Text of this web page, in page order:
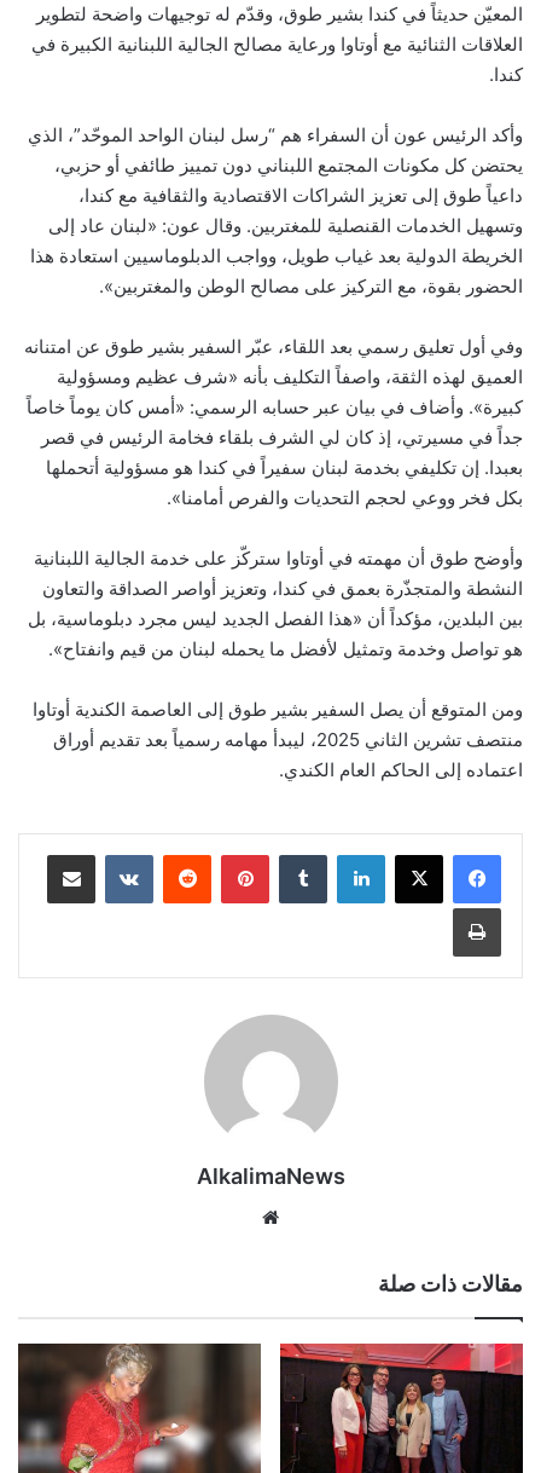
المعيّن حديثاً في كندا بشير طوق، وقدّم له توجيهات واضحة لتطوير
العلاقات الثنائية مع أوتاوا ورعاية مصالح الجالية اللبنانية الكبيرة في
كندا.
وأكد الرئيس عون أن السفراء هم “رسل لبنان الواحد الموحّد”، الذي
يحتضن كل مكونات المجتمع اللبناني دون تمييز طائفي أو حزبي،
داعياً طوق إلى تعزيز الشراكات الاقتصادية والثقافية مع كندا،
وتسهيل الخدمات القنصلية للمغتربين. وقال عون: «لبنان عاد إلى
الخريطة الدولية بعد غياب طويل، وواجب الدبلوماسيين استعادة هذا
الحضور بقوة، مع التركيز على مصالح الوطن والمغتربين».
وفي أول تعليق رسمي بعد اللقاء، عبّر السفير بشير طوق عن امتنانه
العميق لهذه الثقة، واصفاً التكليف بأنه «شرف عظيم ومسؤولية
كبيرة». وأضاف في بيان عبر حسابه الرسمي: «أمس كان يوماً خاصاً
جداً في مسيرتي، إذ كان لي الشرف بلقاء فخامة الرئيس في قصر
بعبدا. إن تكليفي بخدمة لبنان سفيراً في كندا هو مسؤولية أتحملها
بكل فخر ووعي لحجم التحديات والفرص أمامنا».
وأوضح طوق أن مهمته في أوتاوا ستركّز على خدمة الجالية اللبنانية
النشطة والمتجذّرة بعمق في كندا، وتعزيز أواصر الصداقة والتعاون
بين البلدين، مؤكداً أن «هذا الفصل الجديد ليس مجرد دبلوماسية، بل
هو تواصل وخدمة وتمثيل لأفضل ما يحمله لبنان من قيم وانفتاح».
ومن المتوقع أن يصل السفير بشير طوق إلى العاصمة الكندية أوتاوا
منتصف تشرين الثاني 2025، ليبدأ مهامه رسمياً بعد تقديم أوراق
اعتماده إلى الحاكم العام الكندي.
لينكدإن بينتيريست
AlkalimaNews
مقالات ذات صلة